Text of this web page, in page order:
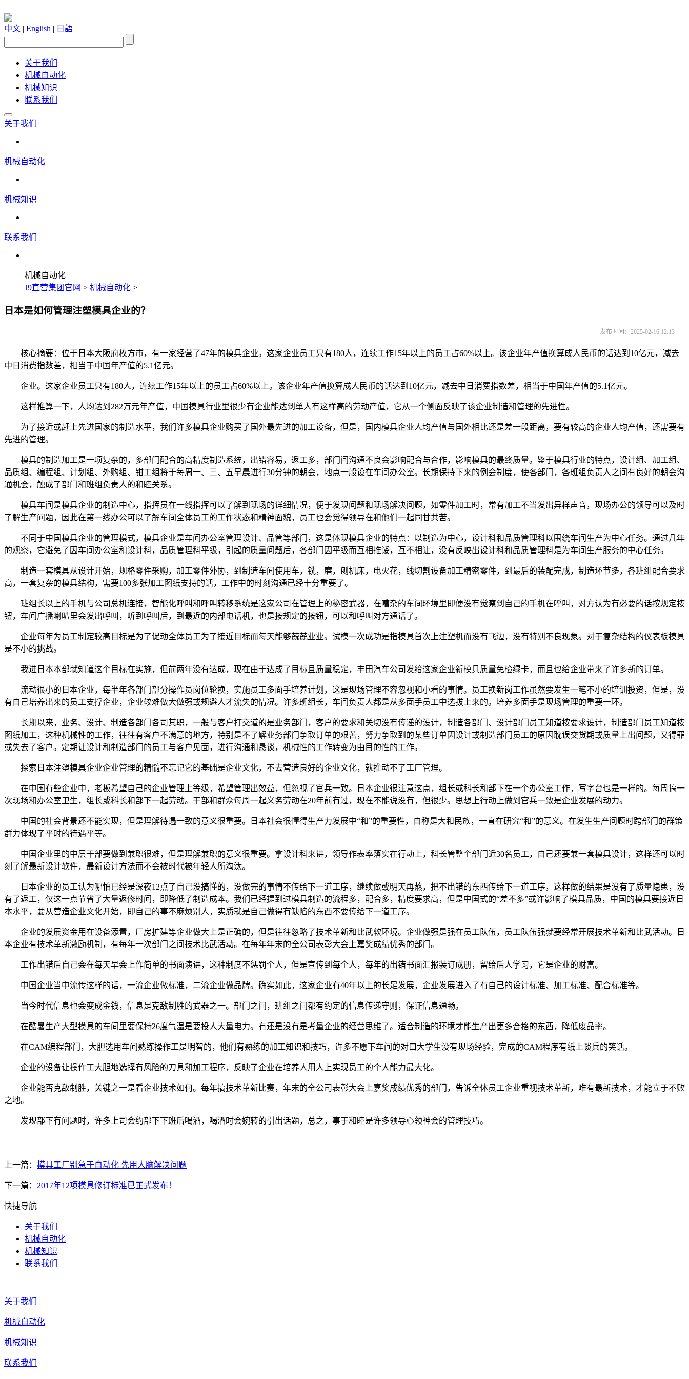
中文 | English | 日語
关于我们
机械自动化
机械知识
联系我们
关于我们
机械自动化
机械知识
联系我们
机械自动化
J9直营集团官网 > 机械自动化 >
日本是如何管理注塑模具企业的？
发布时间：2025-02-16 12:13
核心摘要：位于日本大阪府枚方市，有一家经营了47年的模具企业。这家企业员工只有180人，连续工作15年以上的员工占60%以上。该企业年产值换算成人民币的话达到10亿元，减去
中日消费指数差，相当于中国年产值的5.1亿元。
企业。这家企业员工只有180人，连续工作15年以上的员工占60%以上。该企业年产值换算成人民币的话达到10亿元，减去中日消费指数差，相当于中国年产值的5.1亿元。
这样推算一下，人均达到282万元年产值，中国模具行业里很少有企业能达到单人有这样高的劳动产值，它从一个侧面反映了该企业制造和管理的先进性。
为了接近或赶上先进国家的制造水平，我们许多模具企业购买了国外最先进的加工设备，但是，国内模具企业人均产值与国外相比还是差一段距离，要有较高的企业人均产值，还需要有
先进的管理。
模具的制造加工是一项复杂的，多部门配合的高精度制造系统，出错容易，返工多，部门间沟通不良会影响配合与合作，影响模具的最终质量。鉴于模具行业的特点，设计组、加工组、
品质组、编程组、计划组、外购组、钳工组将于每周一、三、五早晨进行30分钟的朝会，地点一般设在车间办公室。长期保持下来的例会制度，使各部门，各班组负责人之间有良好的朝会沟
通机会，触成了部门和班组负责人的和睦关系。
模具车间是模具企业的制造中心，指挥员在一线指挥可以了解到现场的详细情况，便于发现问题和现场解决问题，如零件加工时，常有加工不当发出异样声音，现场办公的领导可以及时
了解生产问题，因此在第一线办公可以了解车间全体员工的工作状态和精神面貌，员工也会觉得领导在和他们一起同甘共苦。
不同于中国模具企业的管理模式，模具企业是车间办公室管理设计、品管等部门，这是体现模具企业的特点：以制造为中心，设计科和品质管理科以围绕车间生产为中心任务。通过几年
的观察，它避免了因车间办公室和设计科，品质管理科平级，引起的质量问题后，各部门因平级而互相推诿，互不相让，没有反映出设计科和品质管理科是为车间生产服务的中心任务。
制造一套模具从设计开始，规格零件采购，加工零件外协，到制造车间使用车，铣，磨，刨机床，电火花，线切割设备加工精密零件，到最后的装配完成，制造环节多，各班组配合要求
高，一套复杂的模具结构，需要100多张加工图纸支持的话，工作中的时刻沟通已经十分重要了。
班组长以上的手机与公司总机连接，智能化呼叫和呼叫转移系统是这家公司在管理上的秘密武器，在嘈杂的车间环境里即便没有觉察到自己的手机在呼叫，对方认为有必要的话按规定按
钮，车间广播喇叭里会发出呼叫，听到呼叫后，到最近的内部电话机，也是按规定的按钮，可以和呼叫对方通话了。
企业每年为员工制定较高目标是为了促动全体员工为了接近目标而每天能够兢兢业业。试模一次成功是指模具首次上注塑机而没有飞边，没有特别不良现象。对于复杂结构的仪表板模具
是不小的挑战。
我进日本本部就知道这个目标在实施，但前两年没有达成，现在由于达成了目标且质量稳定，丰田汽车公司发给这家企业新模具质量免检绿卡，而且也给企业带来了许多新的订单。
流动很小的日本企业，每半年各部门部分操作员岗位轮换，实施员工多面手培养计划，这是现场管理不容忽视和小看的事情。员工换新岗工作虽然要发生一笔不小的培训投资，但是，没
有自己培养出来的员工支撑企业，企业较难做大做强或规避人才流失的情况。许多班组长，车间负责人都是从多面手员工中选拔上来的。培养多面手是现场管理的重要一环。
长期以来，业务、设计、制造各部门各司其职，一般与客户打交道的是业务部门，客户的要求和关切没有传递的设计，制造各部门、设计部门员工知道按要求设计，制造部门员工知道按
图纸加工，这种机械性的工作，往往有客户不满意的地方，特别是不了解业务部门争取订单的艰苦，努力争取到的某些订单因设计或制造部门员工的原因耽误交货期或质量上出问题，又得罪
或失去了客户。定期让设计和制造部门的员工与客户见面，进行沟通和恳谈，机械性的工作转变为由目的性的工作。
探索日本注塑模具企业企业管理的精髓不忘记它的基础是企业文化，不去营造良好的企业文化，就推动不了工厂管理。
在中国有些企业中，老板希望自己的企业管理上等级，希望管理出效益，但忽视了官兵一致。日本企业很注意这点，组长或科长和部下在一个办公室工作，写字台也是一样的。每周搞一
次现场和办公室卫生，组长或科长和部下一起劳动。干部和群众每周一起义务劳动在20年前有过，现在不能说没有，但很少。思想上行动上做到官兵一致是企业发展的动力。
中国的社会背景还不能实现，但是理解待遇一致的意义很重要。日本社会很懂得生产力发展中“和”的重要性，自称是大和民族，一直在研究“和”的意义。在发生生产问题时跨部门的群策
群力体现了平时的待遇平等。
中国企业里的中层干部要做到兼职很难，但是理解兼职的意义很重要。拿设计科来讲，领导作表率落实在行动上，科长管整个部门近30名员工，自己还要兼一套模具设计，这样还可以时
刻了解最新设计软件，最新设计方法而不会被时代被年轻人所淘汰。
日本企业的员工认为哪怕已经是深夜12点了自己没搞懂的，没做完的事情不传给下一道工序，继续做或明天再熬，把不出错的东西传给下一道工序，这样做的结果是没有了质量隐患，没
有了返工，仅这一点节省了大量返修时间，即降低了制造成本。我们已经提到过模具制造的流程多，配合多，精度要求高，但是中国式的“差不多”或许影响了模具品质，中国的模具要接近日
本水平，要从营造企业文化开始，即自己的事不麻烦别人，实质就是自己做得有缺陷的东西不要传给下一道工序。
企业的发展资金用在设备添置，厂房扩建等企业做大上是正确的，但是往往忽略了技术革新和比武软环境。企业做强是强在员工队伍，员工队伍强就要经常开展技术革新和比武活动。日
本企业有技术革新激励机制，有每年一次部门之间技术比武活动。在每年年末的全公司表彰大会上嘉奖成绩优秀的部门。
工作出错后自己会在每天早会上作简单的书面演讲，这种制度不惩罚个人，但是宣传到每个人，每年的出错书面汇报装订成册，留给后人学习，它是企业的财富。
中国企业当中流传这样的话，一流企业做标准，二流企业做品牌。确实如此，这家企业有40年以上的长足发展，企业发展进入了有自己的设计标准、加工标准、配合标准等。
当今时代信息也会变成金钱，信息是克敌制胜的武器之一。部门之间，班组之间都有约定的信息传递守则，保证信息通畅。
在酷暑生产大型模具的车间里要保持26度气温是要投人大量电力。有还是没有是考量企业的经营思维了。适合制造的环境才能生产出更多合格的东西，降低废品率。
在CAM编程部门，大胆选用车间熟练操作工是明智的，他们有熟练的加工知识和技巧，许多不愿下车间的对口大学生没有现场经验，完成的CAM程序有纸上谈兵的笑话。
企业的设备让操作工大胆地选择有风险的刀具和加工程序，反映了企业在培养人用人上实现员工的个人能力最大化。
企业能否克敌制胜，关键之一是看企业技术如何。每年搞技术革新比赛，年末的全公司表彰大会上嘉奖成绩优秀的部门，告诉全体员工企业重视技术革新，唯有最新技术，才能立于不败
之地。
发现部下有问题时，许多上司会约部下下班后喝酒，喝酒时会婉转的引出话题，总之，事于和睦是许多领导心领神会的管理技巧。
上一篇： 模具工厂别急于自动化 先用人脑解决问题
下一篇： 2017年12项模具修订标准已正式发布！
快捷导航
关于我们
机械自动化
机械知识
联系我们
关于我们
机械自动化
机械知识
联系我们